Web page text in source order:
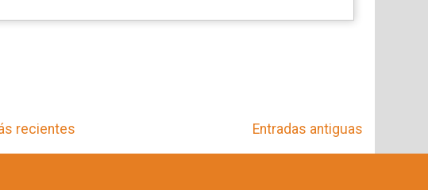
recientes Entradas antiguas